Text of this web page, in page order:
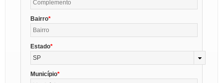
Bairro
Estado
SP
Município